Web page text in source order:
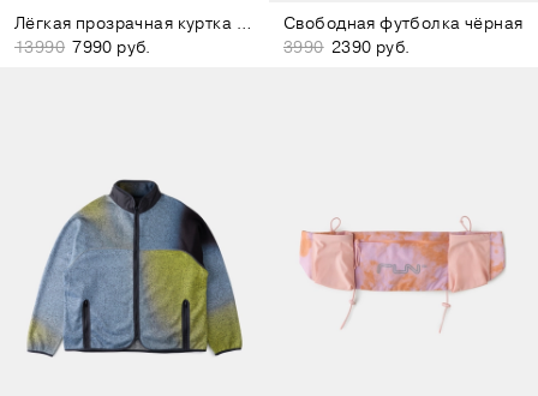
Лёгкая прозрачная куртка серая
13990 7990 руб.
Свободная футболка чёрная
3990 2390 руб.